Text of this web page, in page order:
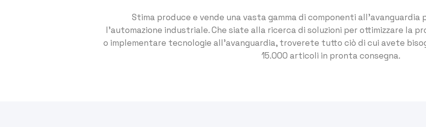
Stima produce e vende una vasta gamma di componenti
l'automazione industriale. Che siate alla ricerca di soluzioni per ottimizzare la
o implementare tecnologie all'avanguardia, troverete tutto ciò di cui avete
15.000 articoli in pronta consegna.